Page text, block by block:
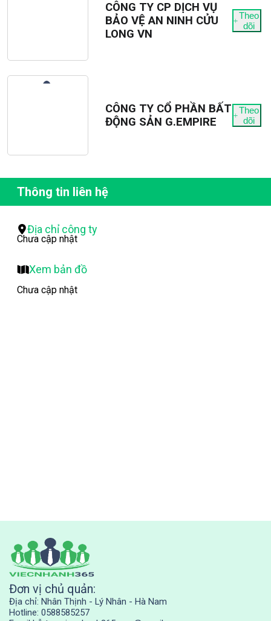
CÔNG TY CP DỊCH VỤ
BẢO VỆ AN NINH CỬU
LONG VN
Theo
dõi
CÔNG TY CỔ PHẦN BẤT
ĐỘNG SẢN G.EMPIRE
Theo
dõi
Thông tin liên hệ
Địa chỉ công ty
Chưa cập nhật
Xem bản đồ
Chưa cập nhật
Đơn vị chủ quản:
Địa chỉ: Nhân Thịnh - Lý Nhân - Hà Nam
Hotline: 0588585257